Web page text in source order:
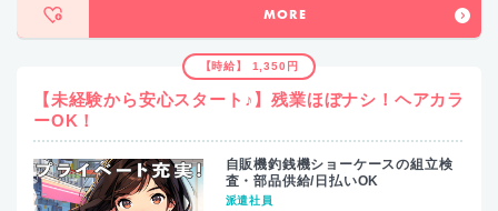
MORE
【時給】 1,350円
【未経験から安心スタート♪】残業ほぼナシ！ヘアカラ
ーOK！
自販機釣銭機ショーケースの組立検
査・部品供給/日払いOK
派遣社員